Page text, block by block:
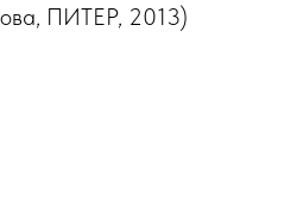
ПИТЕР, 2013)